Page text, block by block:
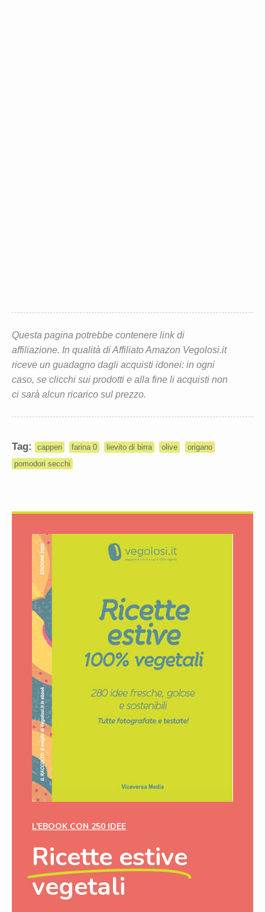
Questa pagina potrebbe contenere link di
affiliazione. In qualità di Affiliato Amazon Vegolosi.it
riceve un guadagno dagli acquisti idonei: in ogni
caso, se clicchi sui prodotti e alla fine li acquisti non
ci sarà alcun ricarico sul prezzo.
Tag: capperi farina 0 lievito di birra olive
origano
pomodori secchi
L’EBOOK CON 250 IDEE
Ricette estive
vegetali